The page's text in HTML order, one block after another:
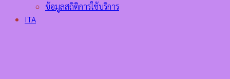
ข้อมูลสถิติการใช้บริการ
ITA